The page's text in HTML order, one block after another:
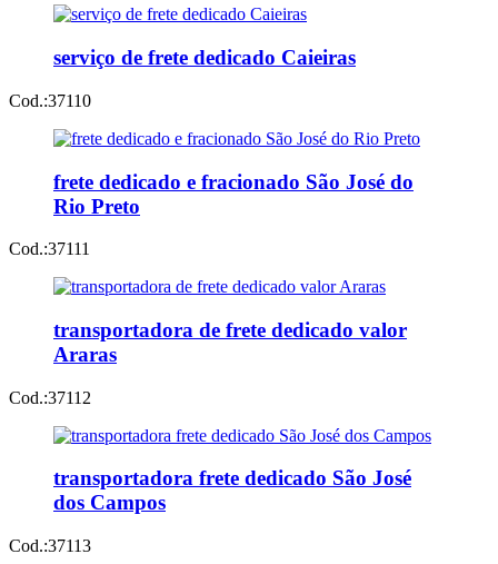
serviço de frete dedicado Caieiras
Cod.:37110
frete dedicado e fracionado São José do
Rio Preto
Cod.:37111
transportadora de frete dedicado valor
Araras
Cod.:37112
transportadora frete dedicado São José
dos Campos
Cod.:37113